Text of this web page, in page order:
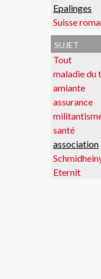
Epalinges
Suisse
sujet
Tout
maladie du
amiante
assurance
santé
association
Eternit